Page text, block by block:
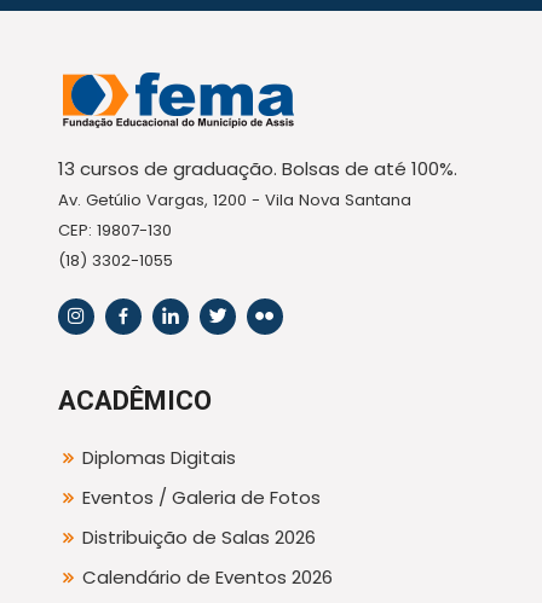
13 cursos de graduação. Bolsas de até 100%.
Av. Getúlio Vargas, 1200 - Vila Nova Santana
CEP: 19807-130
(18) 3302-1055
ACADÊMICO
Diplomas Digitais
Eventos / Galeria de Fotos
Distribuição de Salas 2026
Calendário de Eventos 2026